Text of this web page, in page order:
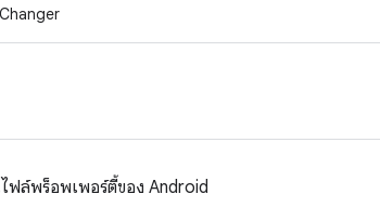
ฟล์พร็อพเพอร์ตี้ของ Android